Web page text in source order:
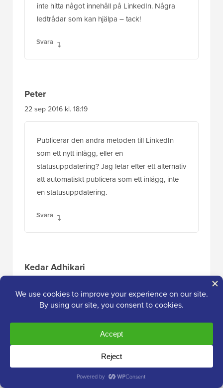
inte hitta något innehåll på LinkedIn. Några
ledtrådar som kan hjälpa – tack!
Svara
Peter
22 sep 2016 kl. 18:19
Publicerar den andra metoden till LinkedIn
som ett nytt inlägg, eller en
statusuppdatering? Jag letar efter ett alternativ
att automatiskt publicera som ett inlägg, inte
en statusuppdatering.
Svara
Kedar Adhikari
fungerar inte heller, snälla hjälp.